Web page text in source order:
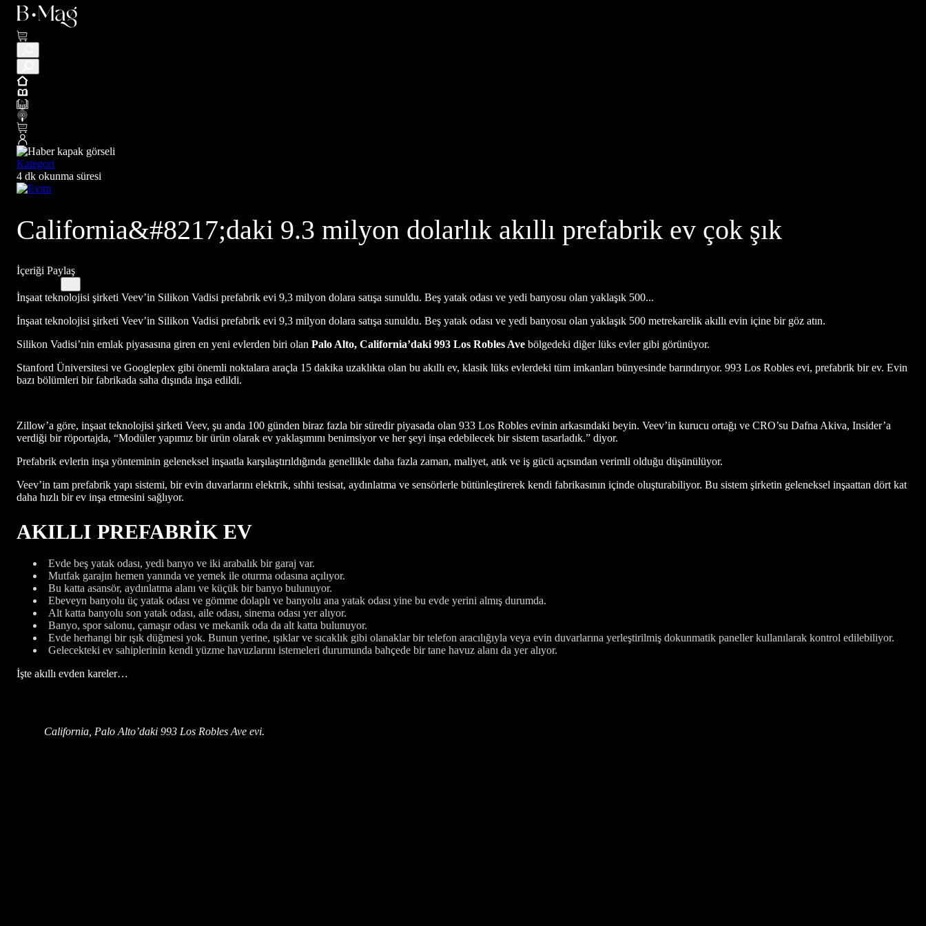
Kategori
4 dk okunma süresi
California&#8217;daki 9.3 milyon dolarlık akıllı prefabrik ev çok şık
İçeriği Paylaş
İnşaat teknolojisi şirketi Veev’in Silikon Vadisi prefabrik evi 9,3 milyon dolara satışa sunuldu. Beş yatak odası ve yedi banyosu olan yaklaşık 500...
İnşaat teknolojisi şirketi Veev’in Silikon Vadisi prefabrik evi 9,3 milyon dolara satışa sunuldu. Beş yatak odası ve yedi banyosu olan yaklaşık 500 metrekarelik akıllı evin içine bir göz atın.
Silikon Vadisi’nin emlak piyasasına giren en yeni evlerden biri olan Palo Alto, California’daki 993 Los Robles Ave bölgedeki diğer lüks evler gibi görünüyor.
Stanford Üniversitesi ve Googleplex gibi önemli noktalara araçla 15 dakika uzaklıkta olan bu akıllı ev, klasik lüks evlerdeki tüm imkanları bünyesinde barındırıyor. 993 Los Robles evi, prefabrik bir ev. Evin
bazı bölümleri bir fabrikada saha dışında inşa edildi.
Zillow’a göre, inşaat teknolojisi şirketi Veev, şu anda 100 günden biraz fazla bir süredir piyasada olan 933 Los Robles evinin arkasındaki beyin. Veev’in kurucu ortağı ve CRO’su Dafna Akiva, Insider’a
verdiği bir röportajda, “Modüler yapımız bir ürün olarak ev yaklaşımını benimsiyor ve her şeyi inşa edebilecek bir sistem tasarladık.” diyor.
Prefabrik evlerin inşa yönteminin geleneksel inşaatla karşılaştırıldığında genellikle daha fazla zaman, maliyet, atık ve iş gücü açısından verimli olduğu düşünülüyor.
Veev’in tam prefabrik yapı sistemi, bir evin duvarlarını elektrik, sıhhi tesisat, aydınlatma ve sensörlerle bütünleştirerek kendi fabrikasının içinde oluşturabiliyor. Bu sistem şirketin geleneksel inşaattan dört kat
daha hızlı bir ev inşa etmesini sağlıyor.
AKILLI PREFABRİK EV
Evde beş yatak odası, yedi banyo ve iki arabalık bir garaj var.
Mutfak garajın hemen yanında ve yemek ile oturma odasına açılıyor.
Bu katta asansör, aydınlatma alanı ve küçük bir banyo bulunuyor.
Ebeveyn banyolu üç yatak odası ve gömme dolaplı ve banyolu ana yatak odası yine bu evde yerini almış durumda.
Alt katta banyolu son yatak odası, aile odası, sinema odası yer alıyor.
Banyo, spor salonu, çamaşır odası ve mekanik oda da alt katta bulunuyor.
Evde herhangi bir ışık düğmesi yok. Bunun yerine, ışıklar ve sıcaklık gibi olanaklar bir telefon aracılığıyla veya evin duvarlarına yerleştirilmiş dokunmatik paneller kullanılarak kontrol edilebiliyor.
Gelecekteki ev sahiplerinin kendi yüzme havuzlarını istemeleri durumunda bahçede bir tane havuz alanı da yer alıyor.
İşte akıllı evden kareler…
California, Palo Alto’daki 993 Los Robles Ave evi.